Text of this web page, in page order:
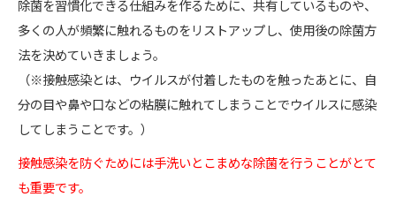
除菌を習慣化できる仕組みを作るために、共有しているものや、
多くの人が頻繁に触れるものをリストアップし、使用後の除菌方
法を決めていきましょう。
（※接触感染とは、ウイルスが付着したものを触ったあとに、自
分の目や鼻や口などの粘膜に触れてしまうことでウイルスに感染
してしまうことです。）
接触感染を防ぐためには手洗いとこまめな除菌を行うことがとて
も重要です。